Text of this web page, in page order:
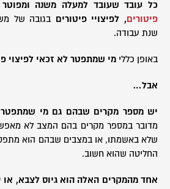
כל עובד שעובד למעלה משנה ומפוטר
פיטורים, לפיצויי פיטורים בגובה של
שנת עבודה.
באופן כללי מי שמתפטר לא זכאי לפיצוי
אבל…
יש מספר מקרים שבהם גם מי שמתפטר
מדובר במספר מקרים בהם המצב לא
שלא באשמתו, או במצבים שבהם הוא
החליטה שהוא חשוב.
אחד מהמקרים האלה הוא גיוס לצבא, או